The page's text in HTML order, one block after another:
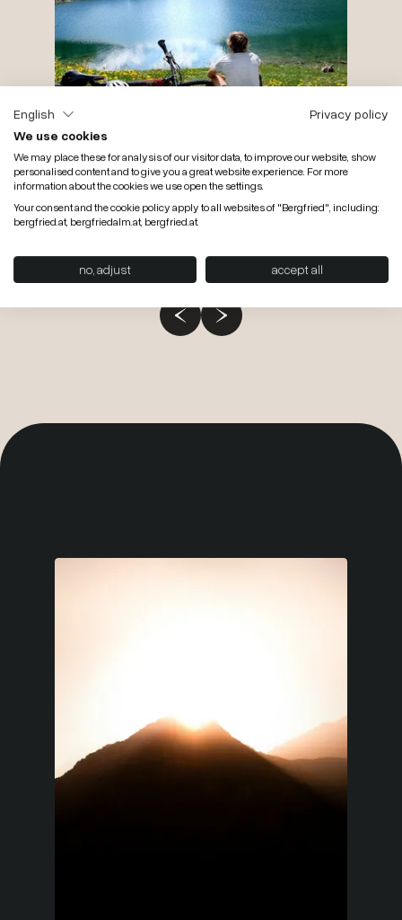
28.08.2026 bis 25.10.2026 7 Nächte
Aktiv- & Verwöhnwochen
ab€ 1.393,-
English
Privacy policy
We use cookies
We may place these for analysis of our visitor data, to improve our website, show
personalised content and to give you a great website experience. For more
information about the cookies we use open the settings.
Your consent and the cookie policy apply to all websites of "Bergfried", including:
bergfried.at, bergfriedalm.at, bergfried.at.
no, adjust accept all